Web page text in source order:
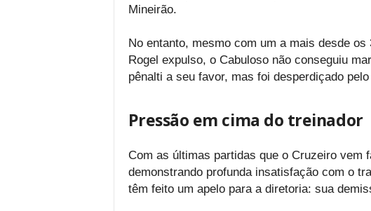
Mineirão.
No entanto, mesmo com um a mais desde
Rogel expulso, o Cabuloso não conseguiu
pênalti a seu favor, mas foi desperdiçado
Pressão em cima do treinador
Com as últimas partidas que o Cruzeiro vem
demonstrando profunda insatisfação com o
têm feito um apelo para a diretoria: sua